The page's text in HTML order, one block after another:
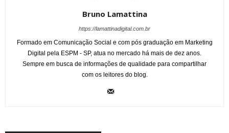
Bruno Lamattina
https://lamattinadigital.com.br
Formado em Comunicação Social e com pós graduação em Marketing
Digital pela ESPM - SP, atua no mercado há mais de dez anos.
Sempre em busca de informações de qualidade para compartilhar
com os leitores do blog.